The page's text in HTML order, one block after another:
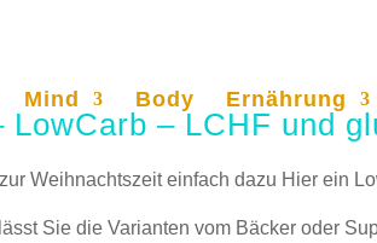
Mind Body Ernährung
LowCarb – LCHF und
Weihnachtszeit einfach dazu Hier ein
Sie die Varianten vom Bäcker oder